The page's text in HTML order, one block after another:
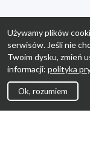
Używamy plików
serwisów. Jeśli nie
Twoim dysku, zmień
informacji: polityka
Ok, rozumiem